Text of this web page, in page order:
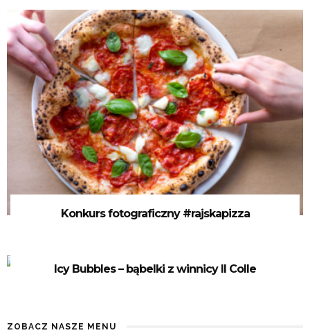
Konkurs fotograficzny #rajskapizza
Icy Bubbles – bąbelki z winnicy Il Colle
ZOBACZ NASZE MENU